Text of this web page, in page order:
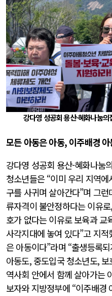
강다영 성공회 용산-혜화나눔
모든 아동은 아동, 이주배경
강다영 성공회 용산-혜화나눔
청소년들은 “이미 우리 지역
구를 사귀며 살아간다”며 그
류자격이 불안정하다는 이유
호가 없다는 이유로 보육과 교
사각지대에 놓여 있다”고 지
은 아동이다”라며 “출생등록
아동도, 중도입국 청소년도,
역사회 안에서 함께 살아가는
보자와 지방정부에 “이주배경